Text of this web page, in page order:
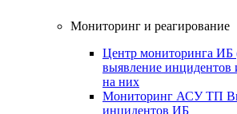
Мониторинг и реагирование
Центр мониторинга ИБ
выявление инцидентов
на них
Мониторинг АСУ ТП
инцидентов ИБ